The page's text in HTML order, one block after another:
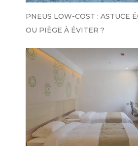
PNEUS LOW-COST : ASTUCE
OU PIÈGE À ÉVITER ?